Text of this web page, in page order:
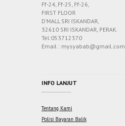
Ff-24, Ff-25, Ff-26,
FIRST FLOOR
D’MALL SRI ISKANDAR,
32610 SRI ISKANDAR, PERAK.
Tel:053712370
Email : mysyabab@gmail.com
INFO LANJUT
Tentang Kami
Polisi Bayaran Balik